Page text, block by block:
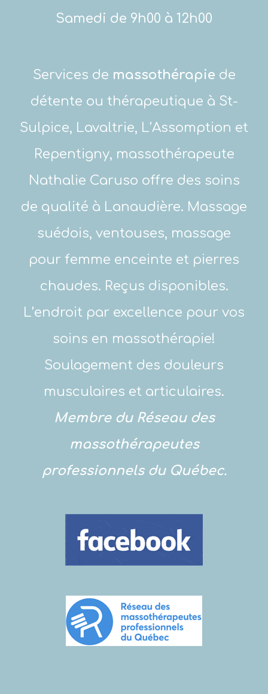
Samedi de 9h00 à 12h00
Services de massothérapie de
détente ou thérapeutique à St-
Sulpice, Lavaltrie, L’Assomption et
Repentigny, massothérapeute
Nathalie Caruso offre des soins
de qualité à Lanaudière. Massage
suédois, ventouses, massage
pour femme enceinte et pierres
chaudes. Reçus disponibles.
L’endroit par excellence pour vos
soins en massothérapie!
Soulagement des douleurs
musculaires et articulaires.
Membre du Réseau des
massothérapeutes
professionnels du Québec.